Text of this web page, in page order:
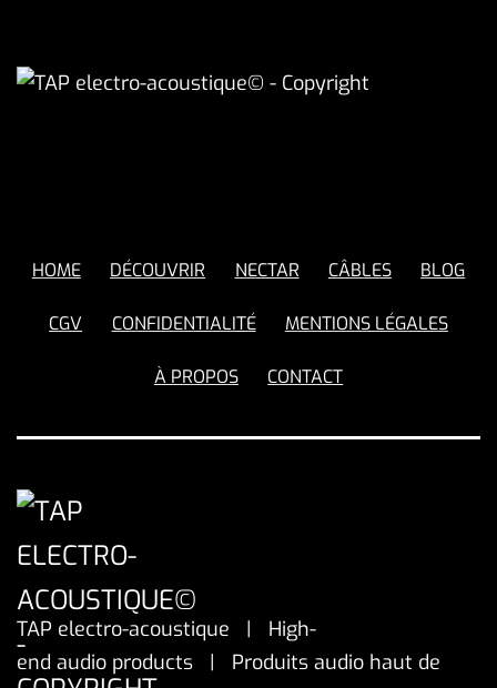
HOME DÉCOUVRIR NECTAR CÂBLES BLOG
CGV CONFIDENTIALITÉ MENTIONS LÉGALES
À PROPOS CONTACT
TAP electro-acoustique | High-
end audio products | Produits audio haut de